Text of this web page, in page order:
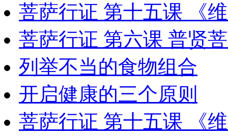
菩萨行证 第十五课 《
菩萨行证 第六课 普贤
列举不当的食物组合
开启健康的三个原则
菩萨行证 第十五课 《